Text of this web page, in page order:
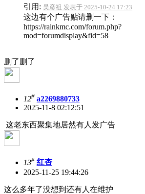
引用: 吴彦祖 发表于 2025-10-24 17:23
这边有个广告贴请删一下：
https://rainkmc.com/forum.php?
mod=forumdisplay&fid=58
删了删了
12# a2269880733
2025-11-8 02:12:51
这老东西聚集地居然有人发广告
13# 红杏
2025-11-25 19:44:26
这么多年了没想到还有人在维护